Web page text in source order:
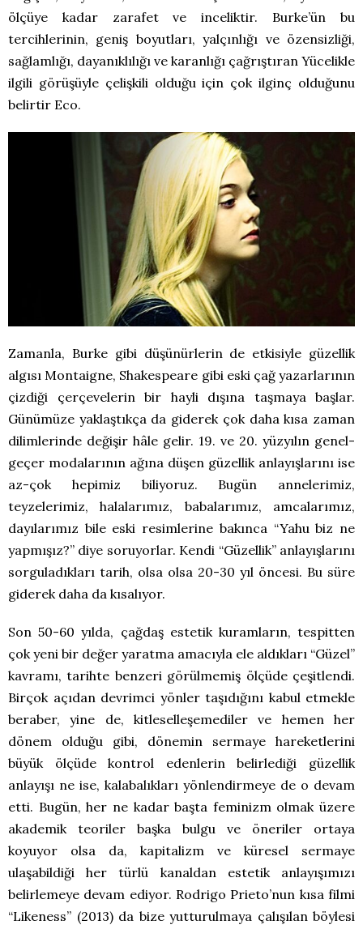
ölçüye kadar zarafet ve inceliktir. Burke’ün bu
tercihlerinin, geniş boyutları, yalçınlığı ve özensizliği,
sağlamlığı, dayanıklılığı ve karanlığı çağrıştıran Yücelikle
ilgili görüşüyle çelişkili olduğu için çok ilginç olduğunu
belirtir Eco.
Zamanla, Burke gibi düşünürlerin de etkisiyle güzellik
algısı Montaigne, Shakespeare gibi eski çağ yazarlarının
çizdiği çerçevelerin bir hayli dışına taşmaya başlar.
Günümüze yaklaştıkça da giderek çok daha kısa zaman
dilimlerinde değişir hâle gelir. 19. ve 20. yüzyılın genel-
geçer modalarının ağına düşen güzellik anlayışlarını ise
az-çok hepimiz biliyoruz. Bugün annelerimiz,
teyzelerimiz, halalarımız, babalarımız, amcalarımız,
dayılarımız bile eski resimlerine bakınca “Yahu biz ne
yapmışız?” diye soruyorlar. Kendi “Güzellik” anlayışlarını
sorguladıkları tarih, olsa olsa 20-30 yıl öncesi. Bu süre
giderek daha da kısalıyor.
Son 50-60 yılda, çağdaş estetik kuramların, tespitten
çok yeni bir değer yaratma amacıyla ele aldıkları “Güzel”
kavramı, tarihte benzeri görülmemiş ölçüde çeşitlendi.
Birçok açıdan devrimci yönler taşıdığını kabul etmekle
beraber, yine de, kitleselleşemediler ve hemen her
dönem olduğu gibi, dönemin sermaye hareketlerini
büyük ölçüde kontrol edenlerin belirlediği güzellik
anlayışı ne ise, kalabalıkları yönlendirmeye de o devam
etti. Bugün, her ne kadar başta feminizm olmak üzere
akademik teoriler başka bulgu ve öneriler ortaya
koyuyor olsa da, kapitalizm ve küresel sermaye
ulaşabildiği her türlü kanaldan estetik anlayışımızı
belirlemeye devam ediyor. Rodrigo Prieto’nun kısa filmi
“Likeness” (2013) da bize yutturulmaya çalışılan böylesi